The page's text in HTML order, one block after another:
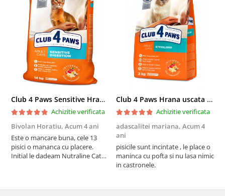
Club 4 Paws Sensitive Hrana uscata pisici adulte, 14kg
Achizitie verificata
Bivolan Horatiu, Acum 4 ani
Este o mancare buna, cele 13
pisici o mananca cu placere.
Initial le dadeam Nutraline Cat
nu o mananca cu placere. Eu
Club 4 Paws Hrana uscata pisici sterilizate, 2kg
Achizitie verificata
adascalitei mariana, Acum 4
ani
pisicile sunt incintate , le place o
maninca cu pofta si nu lasa nimic
in castronele.